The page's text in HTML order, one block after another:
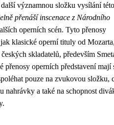
významnou složku vysílání této
přenáší inscenace z Národního
operních scén. Tyto přenosy
klasické operní tituly od
skladatelů, především
přenosy operních představení mají
pouze na zvukovou složku,
nahrávky a také na schopnost